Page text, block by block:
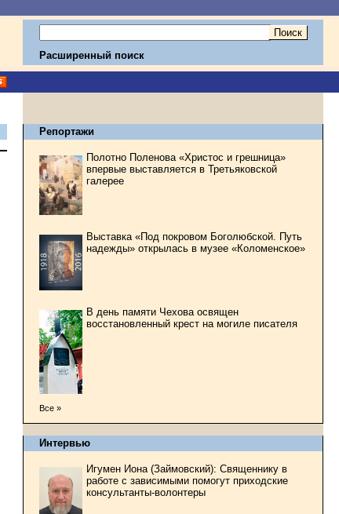
Расширенный поиск
Репортажи
Полотно Поленова «Христос и грешница»
впервые выставляется в Третьяковской
галерее
Выставка «Под покровом Боголюбской. Путь
надежды» открылась в музее «Коломенское»
В день памяти Чехова освящен
восстановленный крест на могиле писателя
Все »
Интервью
Игумен Иона (Займовский): Священнику в
работе с зависимыми помогут приходские
консультанты-волонтеры